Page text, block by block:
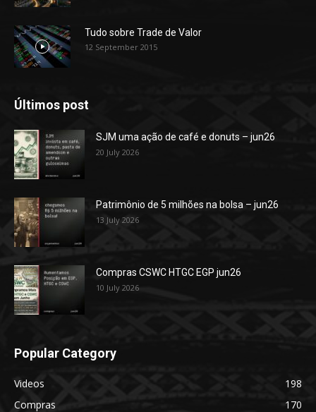
Tudo sobre Trade de Valor
12 September 2015
Últimos post
SJM uma ação de café e donuts – jun26
20 July 2026
Patrimônio de 5 milhões na bolsa – jun26
13 July 2026
Compras CSWC HTGC EGP jun26
10 July 2026
Popular Category
Videos
198
Compras
170